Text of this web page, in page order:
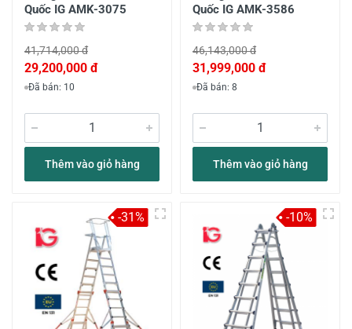
Quốc IG AMK-3075
41,714,000 đ
29,200,000 đ
Đã bán: 10
Thêm vào giỏ hàng
Quốc IG AMK-3586
46,143,000 đ
31,999,000 đ
Đã bán: 8
Thêm vào giỏ hàng
-31% -10%